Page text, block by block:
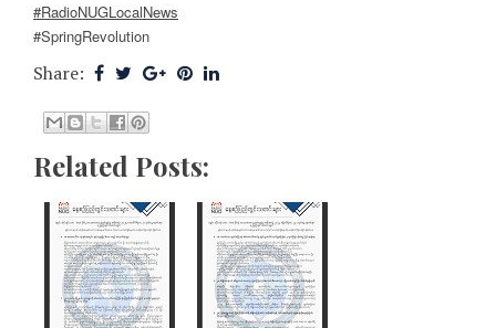
#RadioNUGLocalNews
#SpringRevolution
Share:
Related Posts: